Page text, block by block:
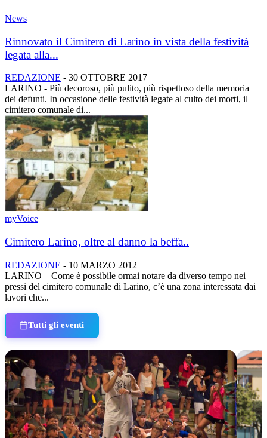
News
Rinnovato il Cimitero di Larino in vista della festività
legata alla...
REDAZIONE - 30 OTTOBRE 2017
LARINO - Più decoroso, più pulito, più rispettoso della memoria
dei defunti. In occasione delle festività legate al culto dei morti, il
cimitero comunale di...
myVoice
Cimitero Larino, oltre al danno la beffa..
REDAZIONE - 10 MARZO 2012
LARINO _ Come è possibile ormai notare da diverso tempo nei
pressi del cimitero comunale di Larino, c’è una zona interessata dai
lavori che...
Tutti gli eventi